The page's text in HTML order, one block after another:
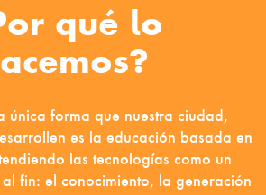
qué lo
única forma que nuestra ciudad,
es la educación basada en
las tecnologías como un
fin: el conocimiento, la generación